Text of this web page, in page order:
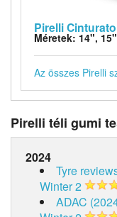
Pirelli
Méretek: 14",
Az összes Pirelli
Pirelli téli gumi
2024
Tyre
Winter 2
ADAC